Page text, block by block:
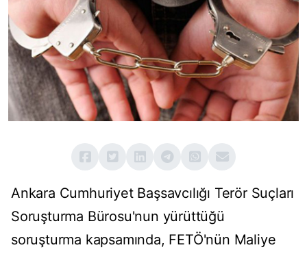
Ankara Cumhuriyet Başsavcılığı Terör Suçları
Soruşturma Bürosu'nun yürüttüğü
soruşturma kapsamında, FETÖ'nün Maliye